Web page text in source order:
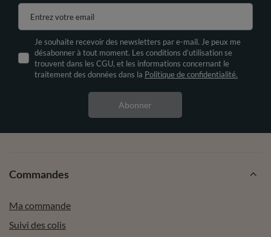
Entrez votre email
Je souhaite recevoir des newsletters par e-mail. Je peux me
désabonner à tout moment. Les conditions d’utilisation se
trouvent dans les CGU, et les informations concernant le
traitement des données dans la Politique de confidentialité.
Abonner
Commandes
Ma commande
Suivi des colis